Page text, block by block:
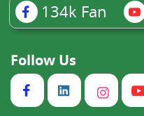
134k Fan
Follow Us